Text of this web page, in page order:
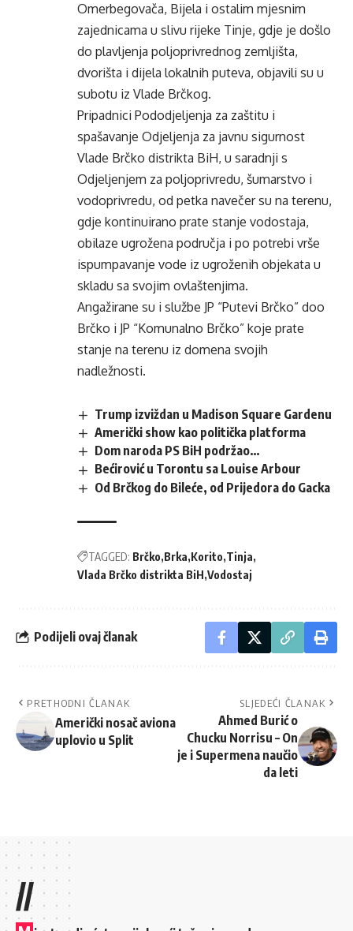
Omerbegovača, Bijela i ostalim mjesnim
zajednicama u slivu rijeke Tinje, gdje je došlo
do plavljenja poljoprivrednog zemljišta,
dvorišta i dijela lokalnih puteva, objavili su u
subotu iz Vlade Brčkog.
Pripadnici Pododjeljenja za zaštitu i
spašavanje Odjeljenja za javnu sigurnost
Vlade Brčko distrikta BiH, u saradnji s
Odjeljenjem za poljoprivredu, šumarstvo i
vodoprivredu, od petka navečer su na terenu,
gdje kontinuirano prate stanje vodostaja,
obilaze ugrožena područja i po potrebi vrše
ispumpavanje vode iz ugroženih objekata u
skladu sa svojim ovlaštenjima.
Angažirane su i službe JP “Putevi Brčko” doo
Brčko i JP “Komunalno Brčko” koje prate
stanje na terenu iz domena svojih
nadležnosti.
Trump izviždan u Madison Square Gardenu
Američki show kao politička platforma
Dom naroda PS BiH podržao…
Bećirović u Torontu sa Louise Arbour
Od Brčkog do Bileće, od Prijedora do Gacka
TAGGED: Brčko Brka Korito Tinja
Vlada Brčko distrikta BiH Vodostaj
Podijeli ovaj članak
PRETHODNI ČLANAK
Američki nosač aviona
uplovio u Split
SLJEDEĆI ČLANAK
Ahmed Burić o
Chucku Norrisu – On
je i Supermena naučio
da leti
//